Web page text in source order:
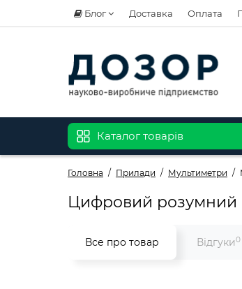
Блог Доставка Оплата
Каталог товарів
Головна Прилади Мультиметри
Цифровий розумний
Все про товар Відгуки0